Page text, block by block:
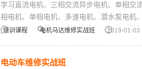
学习直流电机、三相交流异步电机、单相交
相电机、单相电机、多速电机、潜水泵电机
的展开图、接线图、为大修电机定子绕组做
培训课程 电机马达维修实战班 2019-01-03
电动车维修实战班